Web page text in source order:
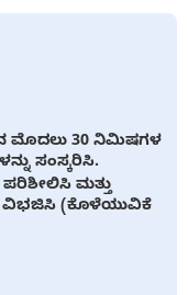
ಮೊದಲು 30 ನಿಮಿಷಗಳ
ಸಂಸ್ಕರಿಸಿ.
ಮತ್ತು
ವಿಭಜಿಸಿ (ಕೊಳೆಯುವಿಕೆ